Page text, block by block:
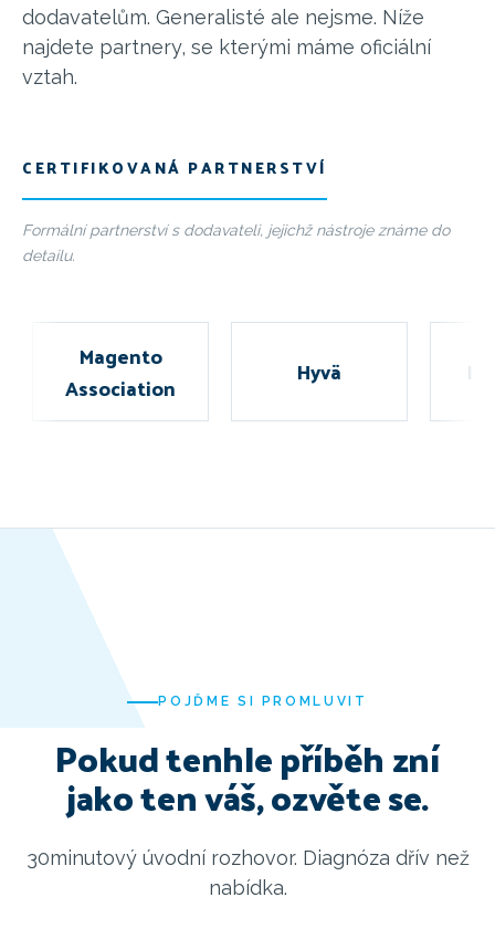
dodavatelům. Generalisté ale nejsme. Níže
najdete partnery, se kterými máme oficiální
vztah.
CERTIFIKOVANÁ PARTNERSTVÍ
Formální partnerství s dodavateli, jejichž nástroje známe do
detailu.
Magento
Association
Hyvä
POJĎME SI PROMLUVIT
Pokud tenhle příběh zní
jako ten váš, ozvěte se.
30minutový úvodní rozhovor. Diagnóza dřív než
nabídka.